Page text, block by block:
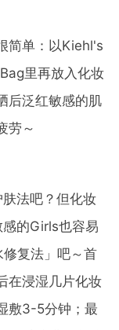
简单：以Kiehl's
里再放入化妆
后泛红敏感的肌
劳～
法吧？但化妆
的Girls也容易
复法」吧～首
在浸湿几片化妆
敷3-5分钟；最